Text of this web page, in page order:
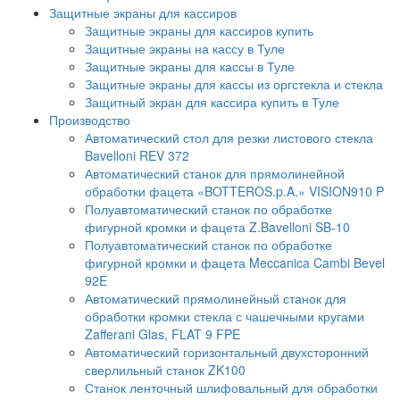
Защитные экраны для кассиров
Защитные экраны для кассиров купить
Защитные экраны на кассу в Туле
Защитные экраны для кассы в Туле
Защитные экраны для кассы из оргстекла и стекла
Защитный экран для кассира купить в Туле
Производство
Автоматический стол для резки листового стекла
Bavelloni REV 372
Автоматический станок для прямолинейной
обработки фацета «BOTTEROS.p.A.» VISION910 P
Полуавтоматический станок по обработке
фигурной кромки и фацета Z.Bavelloni SB-10
Полуавтоматический станок по обработке
фигурной кромки и фацета Meccanica Cambi Bevel
92E
Автоматический прямолинейный станок для
обработки кромки стекла с чашечными кругами
Zafferani Glas, FLAT 9 FPE
Автоматический горизонтальный двухсторонний
сверлильный станок ZK100
Станок ленточный шлифовальный для обработки